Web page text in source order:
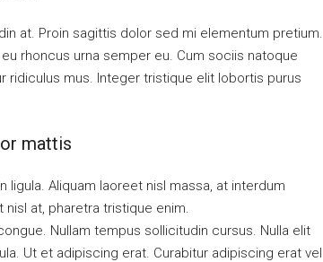
at. Proin sagittis dolor sed mi elementum pretium.
rhoncus urna semper eu. Cum sociis natoque
ridiculus mus. Integer tristique elit lobortis purus
mattis
ligula. Aliquam laoreet nisl massa, at interdum
at, pharetra tristique enim.
Nullam tempus sollicitudin cursus. Nulla elit
Ut et adipiscing erat. Curabitur adipiscing erat vel